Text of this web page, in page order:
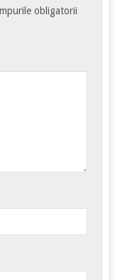
obligatorii